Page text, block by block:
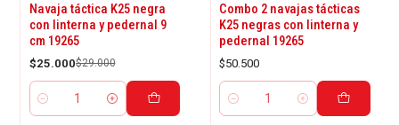
-14%
OFF
Navaja táctica K25 negra
con linterna y pedernal 9
cm 19265
$25.000$29.000
Cantidad
Combo 2 navajas tácticas
K25 negras con linterna y
pedernal 19265
$50.500
Cantidad